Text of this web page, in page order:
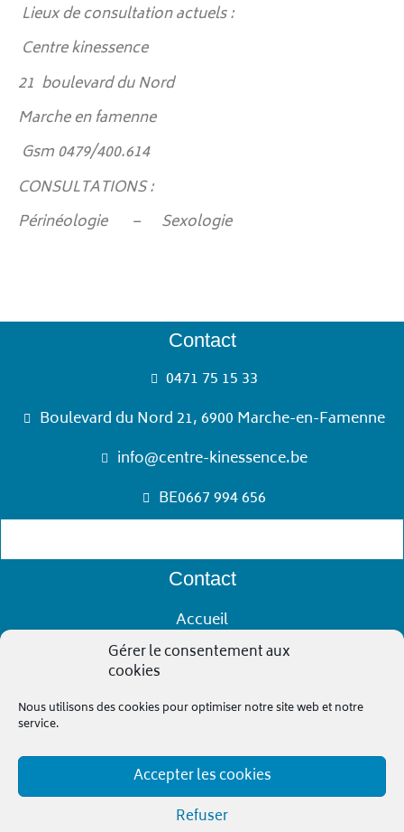
Gérer le consentement aux
cookies
Nous utilisons des cookies pour optimiser notre site web et notre
service.
Accepter les cookies
Refuser
Lieux de consultation actuels :
Centre kinessence
21 boulevard du Nord
Marche en famenne
Gsm 0479/400.614
CONSULTATIONS :
Périnéologie – Sexologie
Contact
0471 75 15 33
Boulevard du Nord 21, 6900 Marche-en-Famenne
info@centre-kinessence.be
BE0667 994 656
Contact
Accueil
À propos
Nos spécialités
Notre équipe
© Tous droits réservés